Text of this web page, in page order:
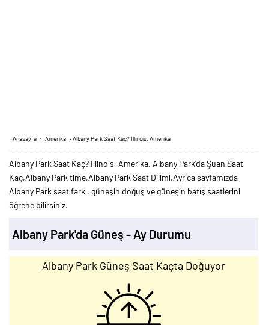
Anasayfa › Amerika › Albany Park Saat Kaç? Illinois, Amerika
Albany Park Saat Kaç? Illinois, Amerika, Albany Park'da Şuan Saat
Kaç,Albany Park time,Albany Park Saat Dilimi.Ayrıca sayfamızda
Albany Park saat farkı, güneşin doğuş ve güneşin batış saatlerini
öğrene bilirsiniz.
Albany Park'da Güneş - Ay Durumu
Albany Park Güneş Saat Kaçta Doğuyor